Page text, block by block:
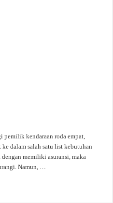
pemilik kendaraan roda empat,
dalam salah satu list kebutuhan
memiliki asuransi, maka
Namun, …